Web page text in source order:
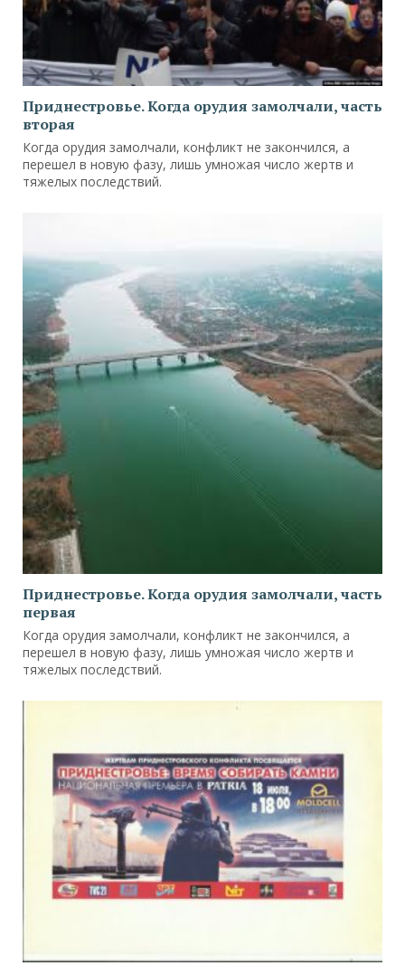
Приднестровье. Когда орудия замолчали, часть
вторая
Когда орудия замолчали, конфликт не закончился, а
перешел в новую фазу, лишь умножая число жертв и
тяжелых последствий.
Приднестровье. Когда орудия замолчали, часть
первая
Когда орудия замолчали, конфликт не закончился, а
перешел в новую фазу, лишь умножая число жертв и
тяжелых последствий.